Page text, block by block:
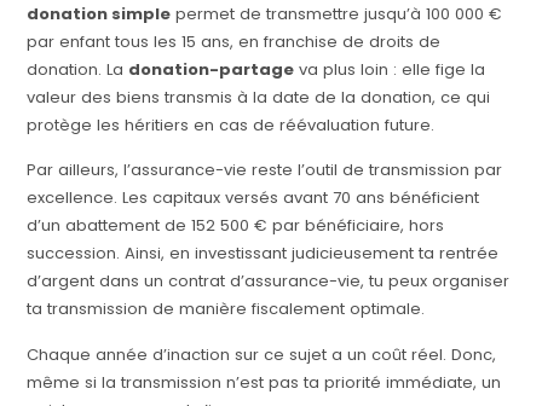
donation simple permet de transmettre jusqu’à 100 000 €
par enfant tous les 15 ans, en franchise de droits de
donation. La donation-partage va plus loin : elle fige la
valeur des biens transmis à la date de la donation, ce qui
protège les héritiers en cas de réévaluation future.
Par ailleurs, l’assurance-vie reste l’outil de transmission par
excellence. Les capitaux versés avant 70 ans bénéficient
d’un abattement de 152 500 € par bénéficiaire, hors
succession. Ainsi, en investissant judicieusement ta rentrée
d’argent dans un contrat d’assurance-vie, tu peux organiser
ta transmission de manière fiscalement optimale.
Chaque année d’inaction sur ce sujet a un coût réel. Donc,
même si la transmission n’est pas ta priorité immédiate, un